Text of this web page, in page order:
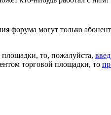
форума могут только
то, пожалуйста,
торговой площадки, то